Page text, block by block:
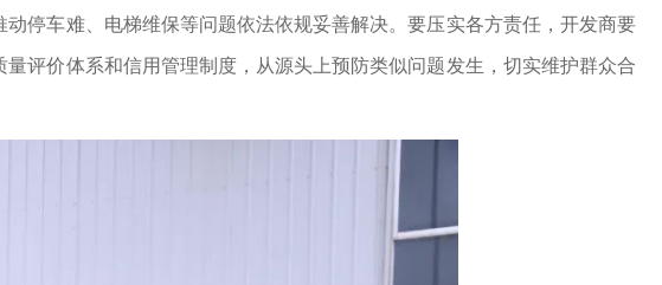
停车难、电梯维保等问题依法依规妥善解决。要压实各方责任，开发商要
评价体系和信用管理制度，从源头上预防类似问题发生，切实维护群众合